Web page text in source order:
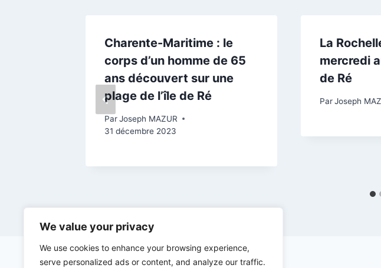
We value your privacy
We use cookies to enhance your browsing experience,
serve personalized ads or content, and analyze our traffic.
Charente-Maritime : le
corps d’un homme de 65
ans découvert sur une
plage de l’île de Ré
ParJoseph MAZUR
31 décembre 2023
La
mercredi
de Ré
Par Joseph